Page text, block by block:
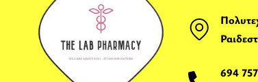
694